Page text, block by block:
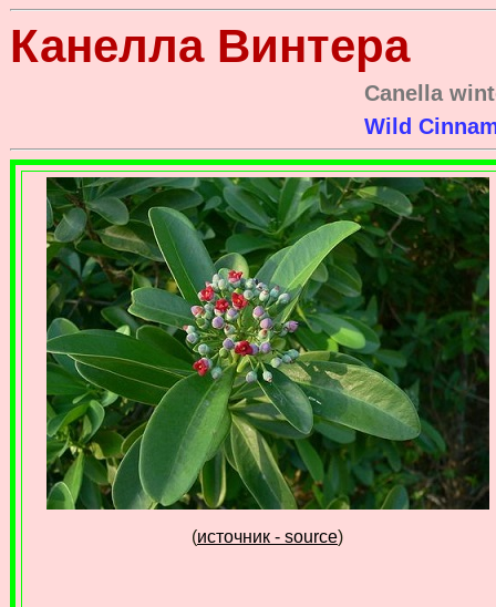
Канелла Bинтера
Canella
Wild
(источник - source)